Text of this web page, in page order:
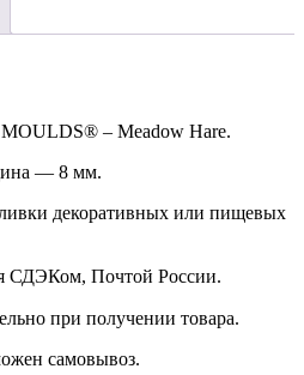
– Meadow Hare.
— 8 мм.
декоративных или пищевых
СДЭКом, Почтой России. ⠀
при получении товара. ⠀
самовывоз.